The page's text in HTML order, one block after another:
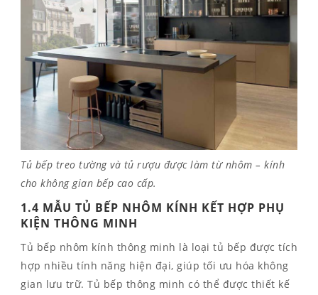
Tủ bếp treo tường và tủ rượu được làm từ nhôm – kính
cho không gian bếp cao cấp.
1.4 MẪU TỦ BẾP NHÔM KÍNH KẾT HỢP PHỤ
KIỆN THÔNG MINH
Tủ bếp nhôm kính thông minh là loại tủ bếp được tích
hợp nhiều tính năng hiện đại, giúp tối ưu hóa không
gian lưu trữ. Tủ bếp thông minh có thể được thiết kế